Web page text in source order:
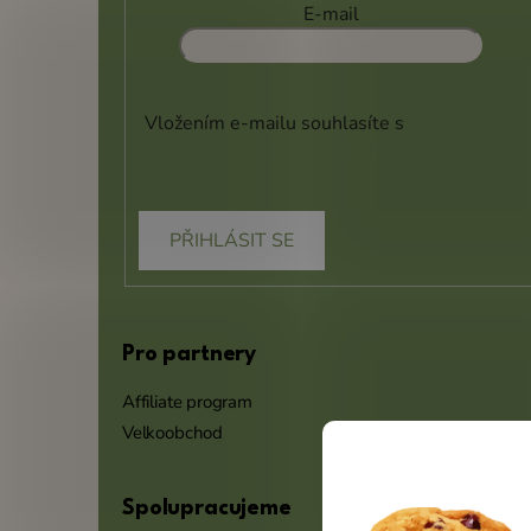
E-mail
Vložením e-mailu souhlasíte s
PŘIHLÁSIT SE
Pro partnery
Affiliate program
Velkoobchod
Spolupracujeme